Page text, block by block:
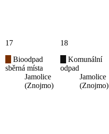
17
Bioodpad
sběrná místa
Jamolice
(Znojmo)
18
Komunální
odpad
Jamolice
(Znojmo)